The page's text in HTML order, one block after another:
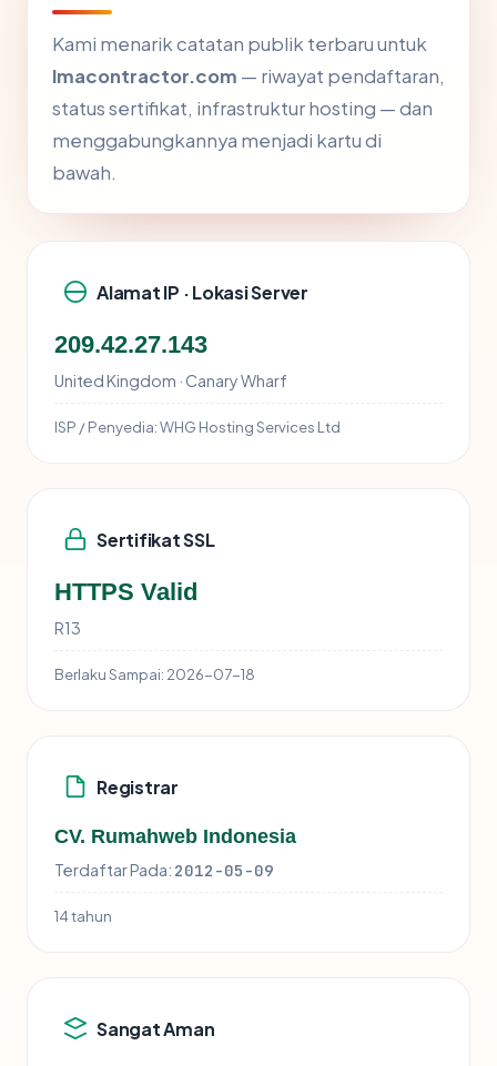
Kami menarik catatan publik terbaru untuk
lmacontractor.com — riwayat pendaftaran,
status sertifikat, infrastruktur hosting — dan
menggabungkannya menjadi kartu di
bawah.
Alamat IP · Lokasi Server
209.42.27.143
United Kingdom · Canary Wharf
ISP / Penyedia:WHG Hosting Services Ltd
Sertifikat SSL
HTTPS Valid
R13
Berlaku Sampai: 2026-07-18
Registrar
CV. Rumahweb Indonesia
Terdaftar Pada: 2012-05-09
14 tahun
Sangat Aman